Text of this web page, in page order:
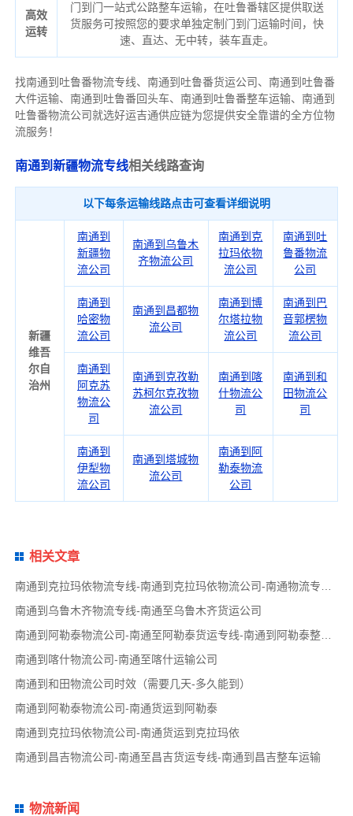
高效
运转
门到门一站式公路整车运输，在吐鲁番辖区提供取送
货服务可按照您的要求单独定制门到门运输时间，快
速、直达、无中转，装车直走。
找南通到吐鲁番物流专线、南通到吐鲁番货运公司、南通到吐鲁番
大件运输、南通到吐鲁番回头车、南通到吐鲁番整车运输、南通到
吐鲁番物流公司就选好运吉通供应链为您提供安全靠谱的全方位物
流服务！
南通到新疆物流专线相关线路查询
以下每条运输线路点击可查看详细说明
新疆
维吾
尔自
治州
南通到
新疆物
流公司
南通到乌鲁木
齐物流公司
南通到克
拉玛依物
流公司
南通到吐
鲁番物流
公司
南通到
哈密物
流公司
南通到昌都物
流公司
南通到博
尔塔拉物
流公司
南通到巴
音郭楞物
流公司
南通到
阿克苏
物流公
司
南通到克孜勒
苏柯尔克孜物
流公司
南通到喀
什物流公
司
南通到和
田物流公
司
南通到
伊犁物
流公司
南通到塔城物
流公司
南通到阿
勒泰物流
公司
相关文章
南通到乌鲁木齐物流专线-南通至乌鲁木齐货运公司
南通到阿勒泰物流公司-南通至阿勒泰货运专线-南通到阿勒泰整车运输
南通到喀什物流公司-南通至喀什运输公司
南通到和田物流公司时效（需要几天-多久能到）
南通到阿勒泰物流公司-南通货运到阿勒泰
南通到克拉玛依物流公司-南通货运到克拉玛依
南通到昌吉物流公司-南通至昌吉货运专线-南通到昌吉整车运输
物流新闻